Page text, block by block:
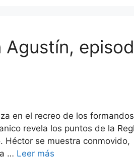
Agustín,
en el recreo de los
revela los puntos de la
Héctor se muestra conmovido,
… Leer más